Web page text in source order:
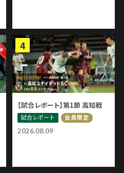
2026.08.09
【試合レポート】第1節 高知戦
試合レポート 会員限定